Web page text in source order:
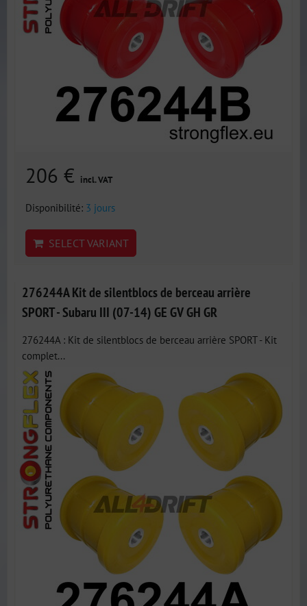
206 € incl. VAT
Disponibilité: 3 jours
SELECT VARIANT
276244A Kit de silentblocs de berceau arrière
SPORT - Subaru III (07-14) GE GV GH GR
276244A : Kit de silentblocs de berceau arrière SPORT - Kit
complet...